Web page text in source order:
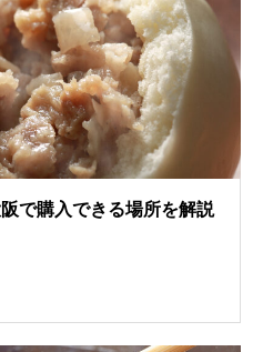
で購入できる場所を解説